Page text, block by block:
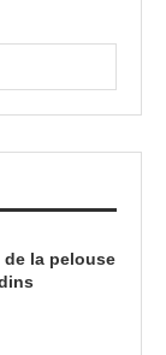
la pelouse